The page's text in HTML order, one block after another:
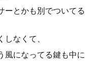
ーとかも別でついてる
なくて、
風になってる鍵も中に